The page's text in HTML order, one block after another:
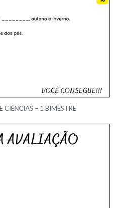
CIÊNCIAS – 1 BIMESTRE